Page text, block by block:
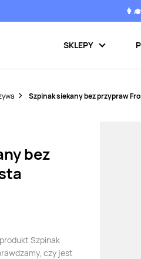
SKLEPY
Szpinak siekany bez przypraw
bez
Szpinak
czy jest